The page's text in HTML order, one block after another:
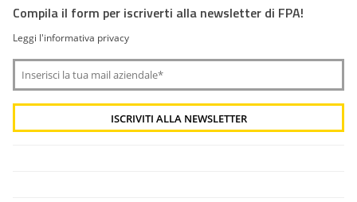
Compila il form per iscriverti alla newsletter di FPA!
Leggi l'informativa privacy